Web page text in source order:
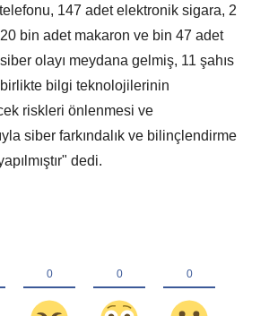
147 adet elektronik sigara, 2
bin adet makaron ve bin 47 adet
olayı meydana gelmiş, 11 şahıs
birlikte bilgi teknolojilerinin
riskleri önlenmesi ve
siber farkındalık ve bilinçlendirme
dedi.